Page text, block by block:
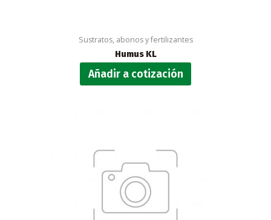
Sustratos, abonos y fertilizantes
Humus KL
Añadir a cotización